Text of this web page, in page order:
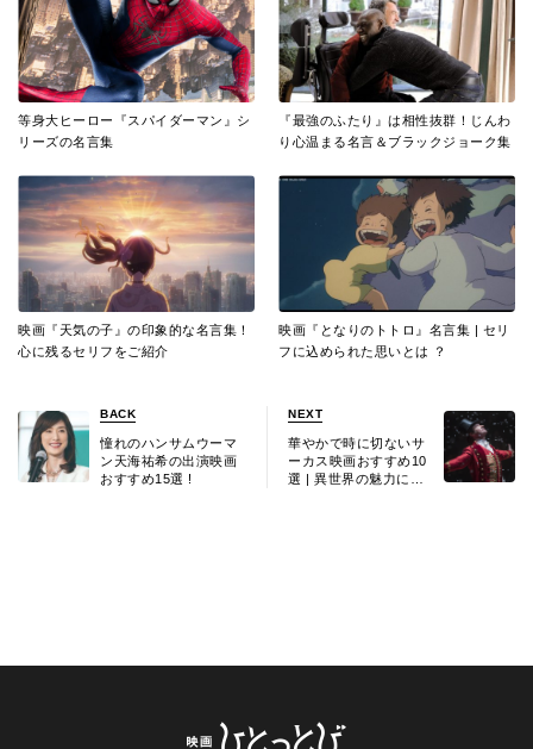
等身大ヒーロー『スパイダーマン』シ
リーズの名言集
『最強のふたり』は相性抜群！じんわ
り心温まる名言＆ブラックジョーク集
映画『天気の子』の印象的な名言集！
心に残るセリフをご紹介
映画『となりのトトロ』名言集 | セリ
フに込められた思いとは ？
BACK
憧れのハンサムウーマ
ン天海祐希の出演映画
おすすめ15選 !
NEXT
華やかで時に切ないサ
ーカス映画おすすめ10
選 | 異世界の魅力に浸